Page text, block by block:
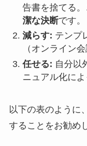
告書を捨てる
潔な決断です。
減らす: テンプ
（オンライン
任せる: 自分以
ニュアル化によ
以下の表のように
することをお勧め